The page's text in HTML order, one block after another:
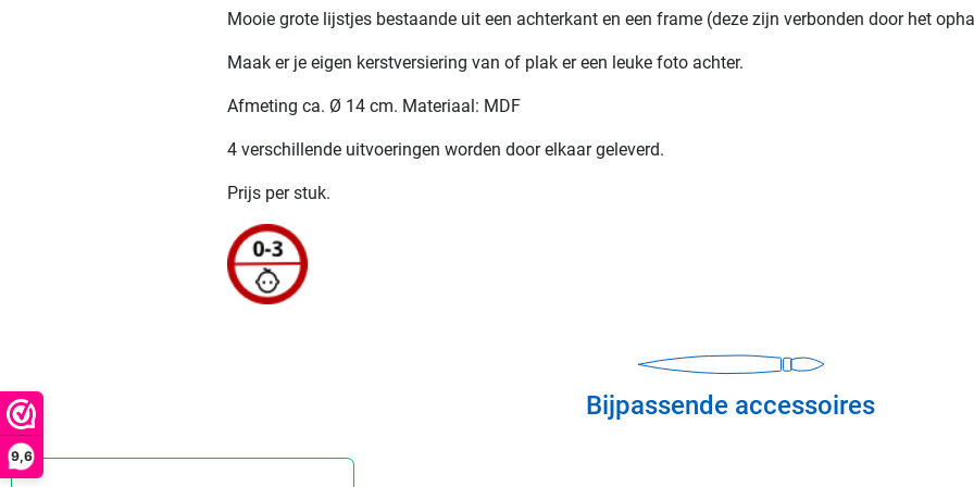
9,6
Mooie grote lijstjes bestaande uit een achterkant en een frame (deze zijn verbonden door het
Maak er je eigen kerstversiering van of plak er een leuke foto achter.
Afmeting ca. Ø 14 cm. Materiaal: MDF
4 verschillende uitvoeringen worden door elkaar geleverd.
Prijs per stuk.
Bijpassende accessoires